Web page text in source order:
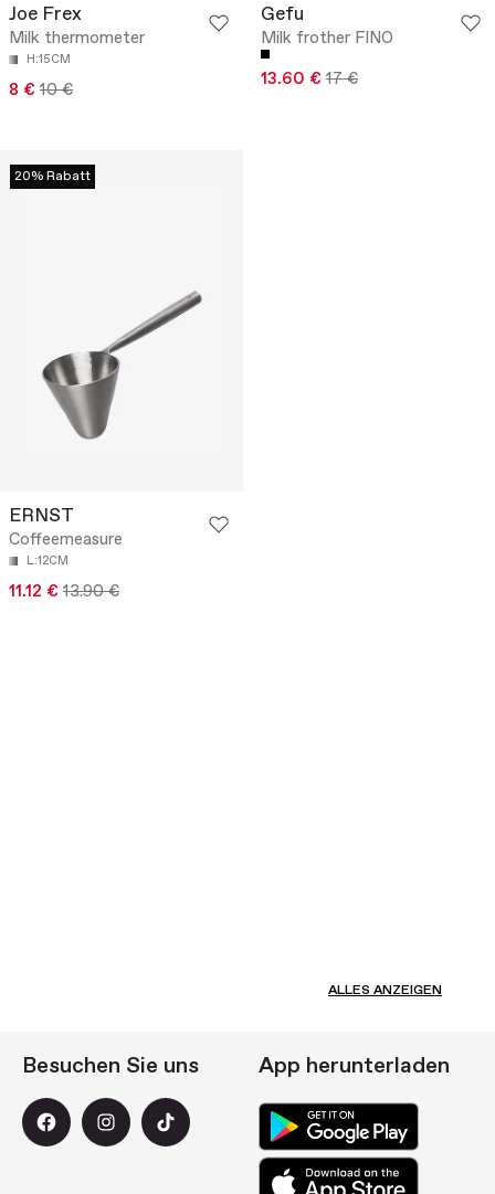
Joe Frex
Milk thermometer
H:15CM
8 € 10 €
Gefu
Milk frother FINO
13.60 € 17 €
20% Rabatt
ERNST
Coffeemeasure
L:12CM
11.12 € 13.90 €
ALLES ANZEIGEN
Besuchen Sie uns App herunterladen